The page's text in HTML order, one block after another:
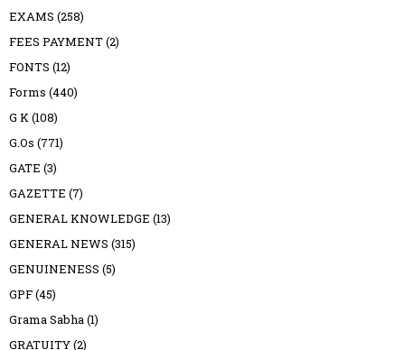
EXAMS (258)
FEES PAYMENT(2)
FONTS (12)
Forms (440)
G K(108)
G.Os (771)
GATE (3)
GAZETTE (7)
GENERAL KNOWLEDGE (13)
GENERAL NEWS (315)
GENUINENESS (5)
GPF(45)
Grama Sabha(1)
GRATUITY(2)